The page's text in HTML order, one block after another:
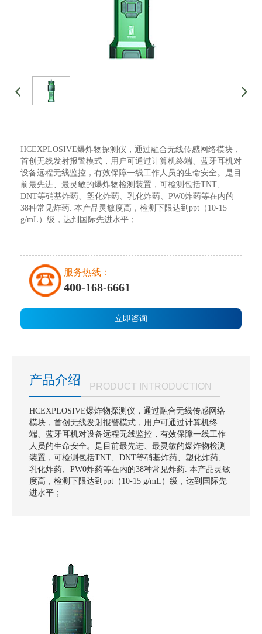
HCEXPLOSIVE爆炸物探测仪，通过融合无线传感网络模块，
首创无线发射报警模式，用户可通过计算机终端、蓝牙耳机对
设备远程无线监控，有效保障一线工作人员的生命安全。是目
前最先进、最灵敏的爆炸物检测装置，可检测包括TNT、
DNT等硝基炸药、塑化炸药、乳化炸药、PW0炸药等在内的
38种常见炸药. 本产品灵敏度高，检测下限达到ppt（10-15
g/mL）级，达到国际先进水平；
服务热线：
400-168-6661
立即咨询
产品介绍 PRODUCT INTRODUCTION
HCEXPLOSIVE爆炸物探测仪，通过融合无线传感网络
模块，首创无线发射报警模式，用户可通过计算机终
端、蓝牙耳机对设备远程无线监控，有效保障一线工作
人员的生命安全。是目前最先进、最灵敏的爆炸物检测
装置，可检测包括TNT、DNT等硝基炸药、塑化炸药、
乳化炸药、PW0炸药等在内的38种常见炸药. 本产品灵敏
度高，检测下限达到ppt（10-15 g/mL）级，达到国际先
进水平；